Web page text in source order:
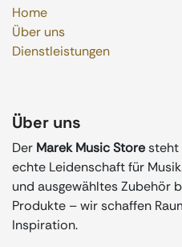
Home
Über uns
Dienstleistungen
Über uns
Der Marek Music Storesteht
echte Leidenschaft für
und ausgewähltes Zubehör
Produkte – wir schaffen
Inspiration.